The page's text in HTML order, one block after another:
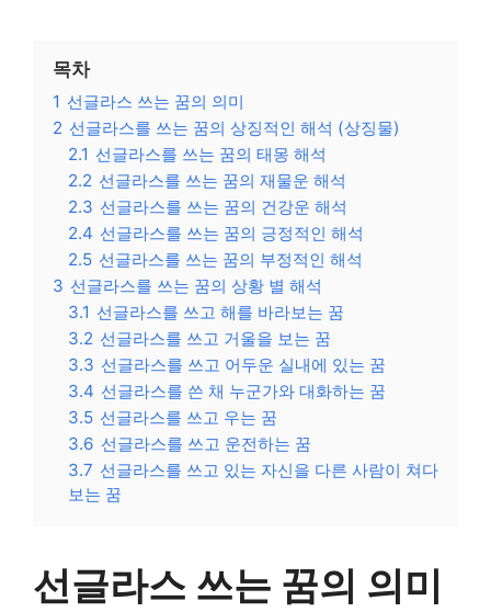
목차
1 선글라스 쓰는 꿈의 의미
2 선글라스를 쓰는 꿈의 상징적인 해석 (상징물)
2.1 선글라스를 쓰는 꿈의 태몽 해석
2.2 선글라스를 쓰는 꿈의 재물운 해석
2.3 선글라스를 쓰는 꿈의 건강운 해석
2.4 선글라스를 쓰는 꿈의 긍정적인 해석
2.5 선글라스를 쓰는 꿈의 부정적인 해석
3 선글라스를 쓰는 꿈의 상황 별 해석
3.1 선글라스를 쓰고 해를 바라보는 꿈
3.2 선글라스를 쓰고 거울을 보는 꿈
3.3 선글라스를 쓰고 어두운 실내에 있는 꿈
3.4 선글라스를 쓴 채 누군가와 대화하는 꿈
3.5 선글라스를 쓰고 우는 꿈
3.6 선글라스를 쓰고 운전하는 꿈
3.7 선글라스를 쓰고 있는 자신을 다른 사람이 쳐다
보는 꿈
선글라스 쓰는 꿈의 의미